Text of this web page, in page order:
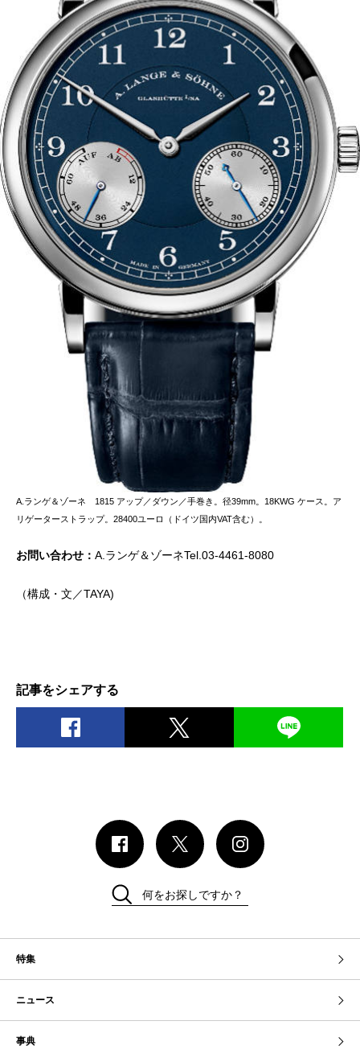
A.ランゲ＆ゾーネ 1815 アップ／ダウン／手巻き。径39mm。18KWG ケース。ア
リゲーターストラップ。28400ユーロ（ドイツ国内VAT含む）。
お問い合わせ： A.ランゲ＆ゾーネTel.03-4461-8080
（構成・文／TAYA)
記事をシェアする
特集
ニュース
事典
何をお探しですか？